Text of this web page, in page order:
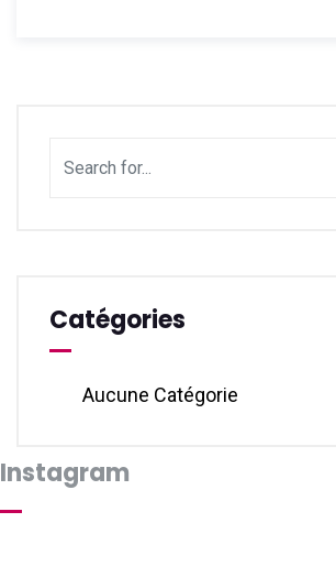
Catégories
Aucune Catégorie
Instagram